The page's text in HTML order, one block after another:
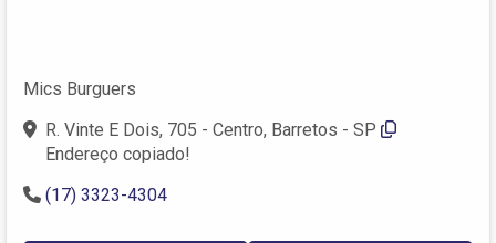
Mics Burguers
R. Vinte E Dois, 705 - Centro, Barretos - SP
Endereço copiado!
(17) 3323-4304